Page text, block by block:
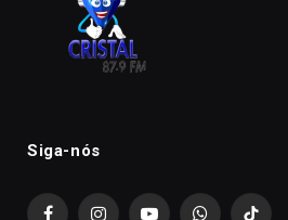
Siga-nós